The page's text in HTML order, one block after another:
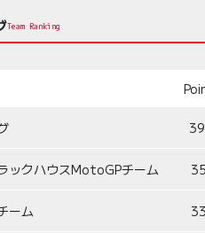
Team Ranking
ックハウスMotoGPチーム
ーム